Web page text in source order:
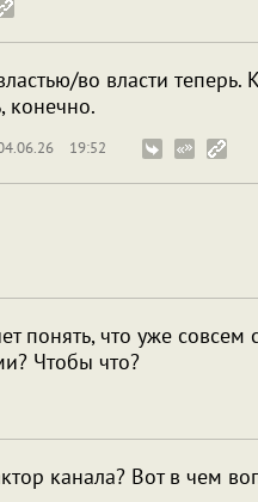
во власти
конечно.
19:52
понять, что уже
Чтобы что?
канала? Вот в чем